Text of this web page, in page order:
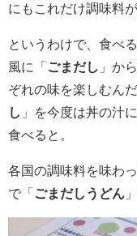
にもこれだけ調味料
というわけで、食べ
風に「 ごまだし 」か
ぞれの味を楽しむん
し 」を今度は丼の汁
食べると。
各国の調味料を味わ
で「 ごまだしうどん